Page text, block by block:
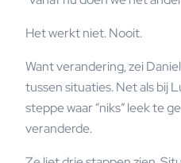
Het werkt niet. Nooit.
Want verandering, zei
tussen situaties. Net als bij
steppe waar “niks” leek te
veranderde.